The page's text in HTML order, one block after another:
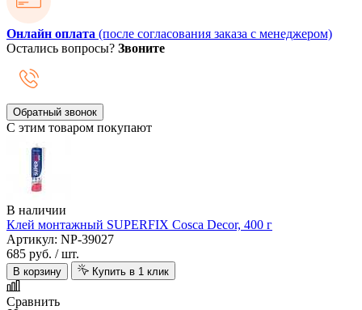
Онлайн оплата (после согласования заказа с менеджером)
Остались вопросы? Звоните
Обратный звонок
С этим товаром покупают
В наличии
Клей монтажный SUPERFIX Cosca Decor, 400 г
Артикул: NP-39027
685 руб. / шт.
В корзину Купить в 1 клик
Сравнить